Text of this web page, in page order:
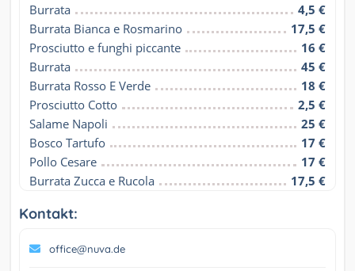
Burrata
4,5 €
Burrata Bianca e Rosmarino
17,5 €
Prosciutto e funghi piccante
16 €
Burrata
45 €
Burrata Rosso E Verde
18 €
Prosciutto Cotto
2,5 €
Salame Napoli
25 €
Bosco Tartufo
17 €
Pollo Cesare
17 €
Burrata Zucca e Rucola
17,5 €
Kontakt:
office@nuva.de